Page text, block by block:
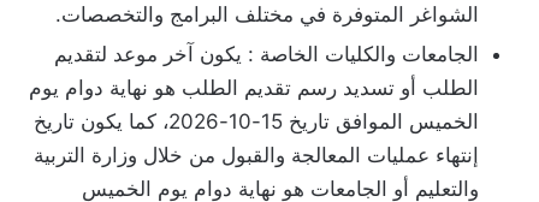
الشواغر المتوفرة في مختلف البرامج والتخصصات.
الجامعات والكليات الخاصة : يكون آخر موعد لتقديم
الطلب أو تسديد رسم تقديم الطلب هو نهاية دوام يوم
الخميس الموافق تاريخ 15-10-2026، كما يكون تاريخ
إنتهاء عمليات المعالجة والقبول من خلال وزارة التربية
والتعليم أو الجامعات هو نهاية دوام يوم الخميس